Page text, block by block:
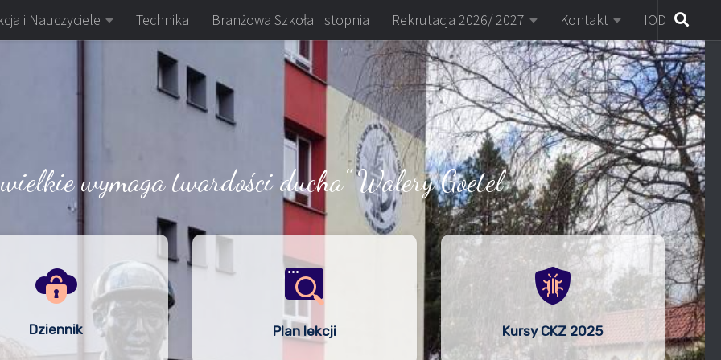
i Nauczyciele Technika Branżowa Szkoła I stopnia Rekrutacja 2026/ 2027 Kontakt IOD
wymaga twardości ducha" Walery Goetel
Dziennik Plan lekcji Kursy CKZ 2025